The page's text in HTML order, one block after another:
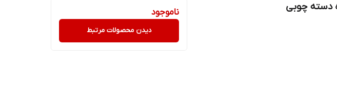
دسته چوبی ناموجود
دیدن محصولات مرتبط